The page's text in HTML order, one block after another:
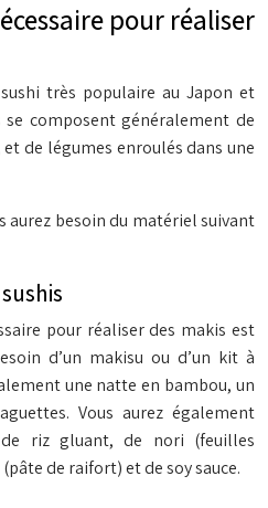
pour réaliser
très populaire au Japon et
composent généralement de
de légumes enroulés dans une
aurez besoin du matériel suivant
pour réaliser des makis est
d’un makisu ou d’un kit à
une natte en bambou, un
Vous aurez également
de riz gluant, de nori (feuilles
de raifort) et de soy sauce.